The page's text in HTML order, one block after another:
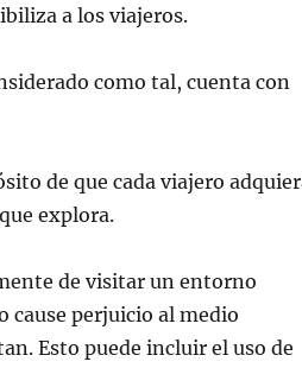
a los viajeros.
como tal, cuenta con
de que cada viajero
explora.
de visitar un entorno
cause perjuicio al medio
Esto puede incluir el uso de